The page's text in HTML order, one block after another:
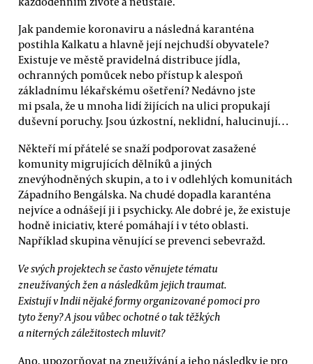
Jak pandemie koronaviru a následná karanténa
postihla Kalkatu a hlavně její nejchudší obyvatele?
Existuje ve městě pravidelná distribuce jídla,
ochranných pomůcek nebo přístup k alespoň
základnímu lékařskému ošetření? Nedávno jste
mi psala, že u mnoha lidí žijících na ulici propukají
duševní poruchy. Jsou úzkostní, neklidní, halucinují…
Někteří mí přátelé se snaží podporovat zasažené
komunity migrujících dělníků a jiných
znevýhodněných skupin, a to i v odlehlých komunitách
Západního Bengálska. Na chudé dopadla karanténa
nejvíce a odnášejí ji i psychicky. Ale dobré je, že existuje
hodně iniciativ, které pomáhají i v této oblasti.
Například skupina věnující se prevenci sebevražd.
Ve svých projektech se často věnujete tématu
zneužívaných žen a následkům jejich traumat.
Existují v Indii nějaké formy organizované pomoci pro
tyto ženy? A jsou vůbec ochotné o tak těžkých
a niterných záležitostech mluvit?
Ano, upozorňovat na zneužívání a jeho následky je pro